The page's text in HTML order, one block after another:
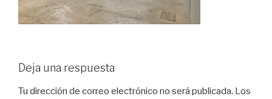
Deja una respuesta
Tu dirección de correo electrónico no será publicada. Los